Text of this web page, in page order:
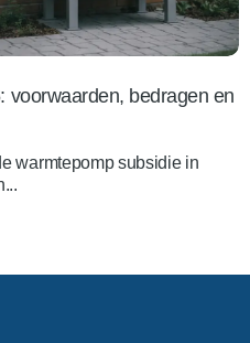
voorwaarden, bedragen en
warmtepomp subsidie in